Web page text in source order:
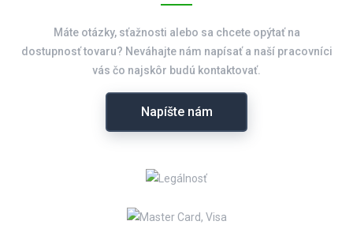
Máte otázky, sťažnosti alebo sa chcete opýtať na
dostupnosť tovaru? Neváhajte nám napísať a naší pracovníci
vás čo najskôr budú kontaktovať.
Napíšte nám